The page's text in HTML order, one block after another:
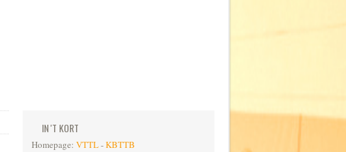
IN 'T KORT
Homepage: VTTL-KBTTB